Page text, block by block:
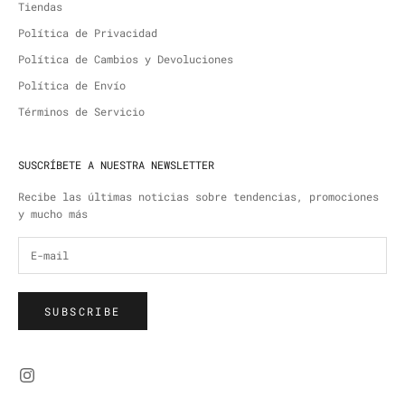
Tiendas
Política de Privacidad
Política de Cambios y Devoluciones
Política de Envío
Términos de Servicio
SUSCRÍBETE A NUESTRA NEWSLETTER
Recibe las últimas noticias sobre tendencias, promociones
y mucho más
SUBSCRIBE